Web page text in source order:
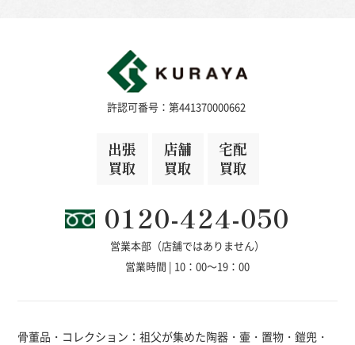
許認可番号：第441370000662
出張
買取
店舗
買取
宅配
買取
0120-424-050
営業本部（店舗ではありません）
営業時間 | 10：00～19：00
骨董品・コレクション：祖父が集めた陶器・壷・置物・鎧兜・